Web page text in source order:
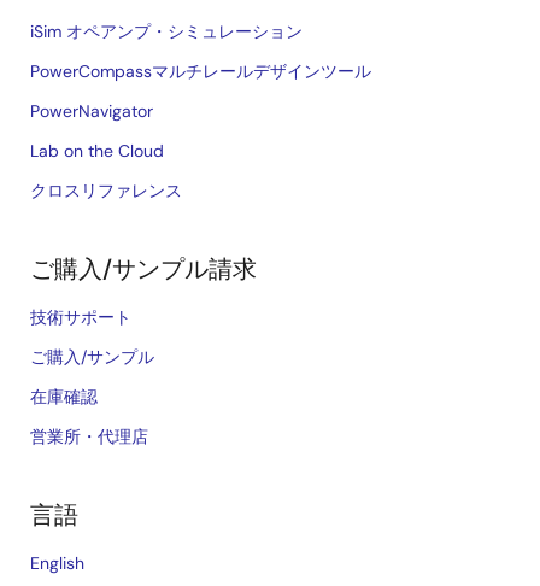
iSim オペアンプ・シミュレーション
PowerCompassマルチレールデザインツール
PowerNavigator
Lab on the Cloud
クロスリファレンス
ご購入/サンプル請求
技術サポート
ご購入/サンプル
在庫確認
営業所・代理店
言語
English